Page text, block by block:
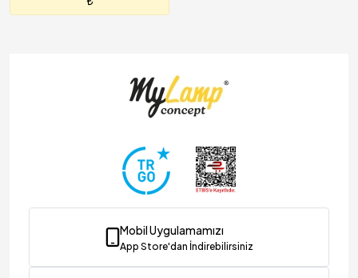
Mobil Uygulamamızı
App Store'dan İndirebilirsiniz